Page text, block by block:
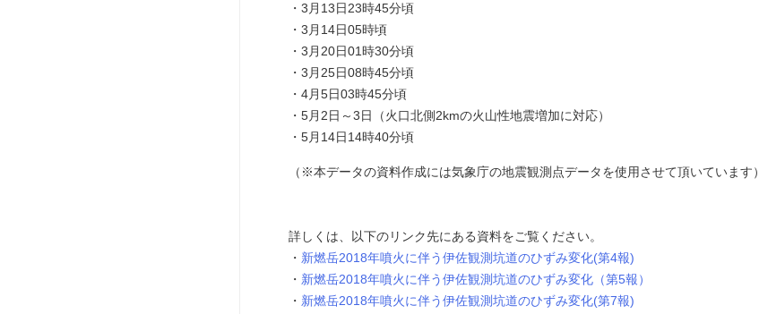
3月13日23時45分頃
3月14日05時頃
3月20日01時30分頃
3月25日08時45分頃
4月5日03時45分頃
5月2日～3日（火口北側2kmの火山性地震増加に対応）
5月14日14時40分頃
（※本データの資料作成には気象庁の地震観測点データを使用させて頂いています）
詳しくは、以下のリンク先にある資料をご覧ください。
新燃岳2018年噴火に伴う伊佐観測坑道のひずみ変化(第4報)
新燃岳2018年噴火に伴う伊佐観測坑道のひずみ変化（第5報）
新燃岳2018年噴火に伴う伊佐観測坑道のひずみ変化(第7報)